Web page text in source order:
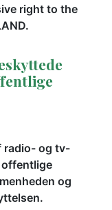
right to the
radio- og tv-
offentlige
og